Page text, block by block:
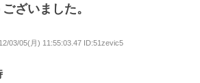
ざいました。
03/05(月) 11:55:03.47 ID:51zevic5